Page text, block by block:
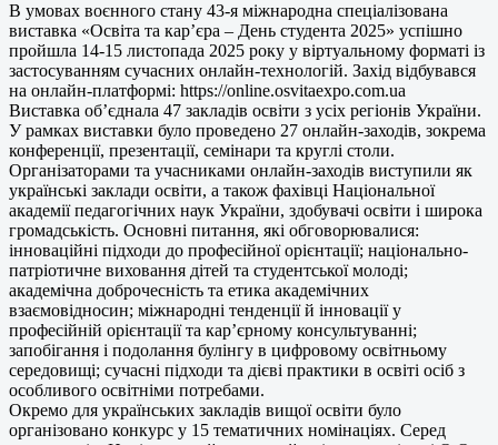
В умовах воєнного стану 43-я міжнародна спеціалізована
виставка «Освіта та кар’єра – День студента 2025» успішно
пройшла 14-15 листопада 2025 року у віртуальному форматі із
застосуванням сучасних онлайн-технологій. Захід відбувався
на онлайн-платформі: https://online.osvitaexpo.com.ua
Виставка об’єднала 47 закладів освіти з усіх регіонів України.
У рамках виставки було проведено 27 онлайн-заходів, зокрема
конференції, презентації, семінари та круглі столи.
Організаторами та учасниками онлайн-заходів виступили як
українські заклади освіти, а також фахівці Національної
академії педагогічних наук України, здобувачі освіти і широка
громадськість. Основні питання, які обговорювалися:
інноваційні підходи до професійної орієнтації; національно-
патріотичне виховання дітей та студентської молоді;
академічна доброчесність та етика академічних
взаємовідносин; міжнародні тенденції й інновації у
професійній орієнтації та кар’єрному консультуванні;
запобігання і подолання булінгу в цифровому освітньому
середовищі; сучасні підходи та дієві практики в освіті осіб з
особливого освітніми потребами.
Окремо для українських закладів вищої освіти було
організовано конкурс у 15 тематичних номінаціях. Серед